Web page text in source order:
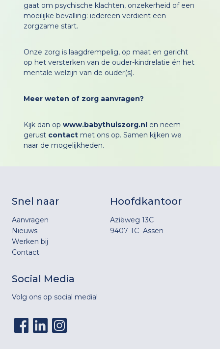
gaat om psychische klachten, onzekerheid of een
moeilijke bevalling: iedereen verdient een
zorgzame start.
Onze zorg is laagdrempelig, op maat en gericht
op het versterken van de ouder-kindrelatie én het
mentale welzijn van de ouder(s).
Meer weten of zorg aanvragen?
Kijk dan op www.babythuiszorg.nl en neem
gerust contact met ons op. Samen kijken we
naar de mogelijkheden.
Snel naar
Aanvragen
Nieuws
Werken bij
Contact
Hoofdkantoor
Aziëweg 13C
9407 TC Assen
Social Media
Volg ons op social media!